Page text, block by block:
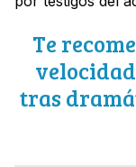
Te
tras